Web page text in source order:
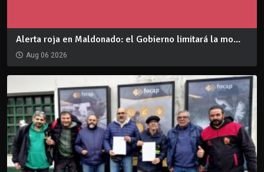
Alerta roja en Maldonado: el Gobierno limitará la mo...
Aug 06 2026